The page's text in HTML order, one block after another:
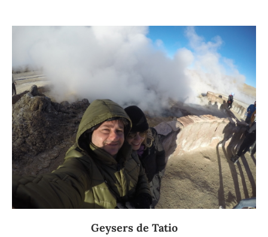
Geysers de Tatio